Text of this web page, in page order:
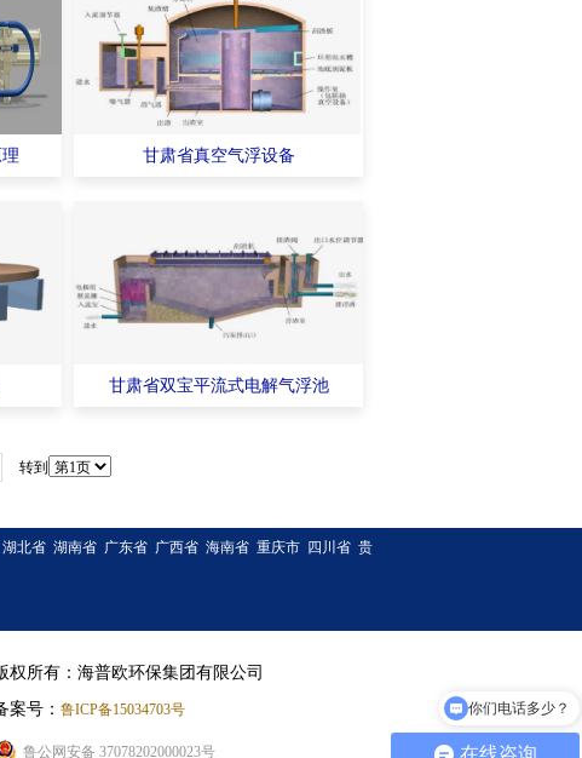
甘肃省真空气浮设备
甘肃省双宝平流式电解气浮池
转到
湖北省 湖南省 广东省 广西省 海南省 重庆市 四川省 贵
权所有：海普欧环保集团有限公司
案号： 鲁ICP备15034703号
鲁公网安备 37078202000023号 在线咨询
你们电话多少？